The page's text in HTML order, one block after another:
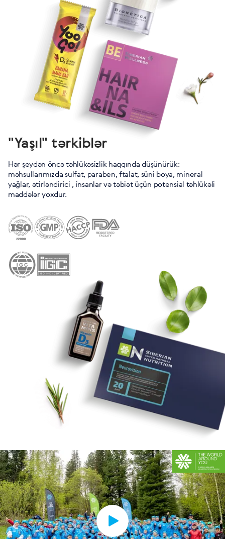
"Yaşıl" tərkiblər
Hər şeydən öncə təhlükəsizlik haqqında düşünürük:
məhsullarımızda sulfat, paraben, ftalat, süni boya, mineral
yağlar, ətirləndirici , insanlar və təbiət üçün potensial təhlükəli
maddələr yoxdur.